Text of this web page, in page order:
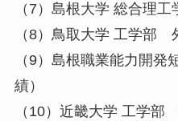
（7）島根大学 総合理
（8）鳥取大学 工学部
（9）島根職業能力開
績）
（10）近畿大学 工学